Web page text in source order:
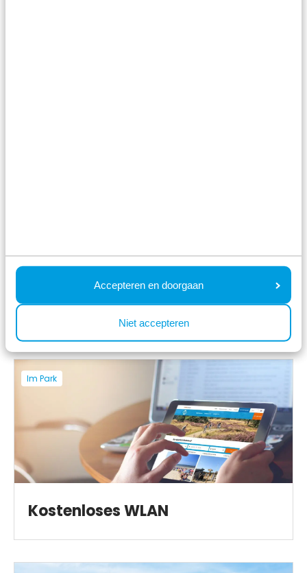
Accepteren en doorgaan
Niet accepteren
BBQ-Service
Im Park
Kostenloses WLAN